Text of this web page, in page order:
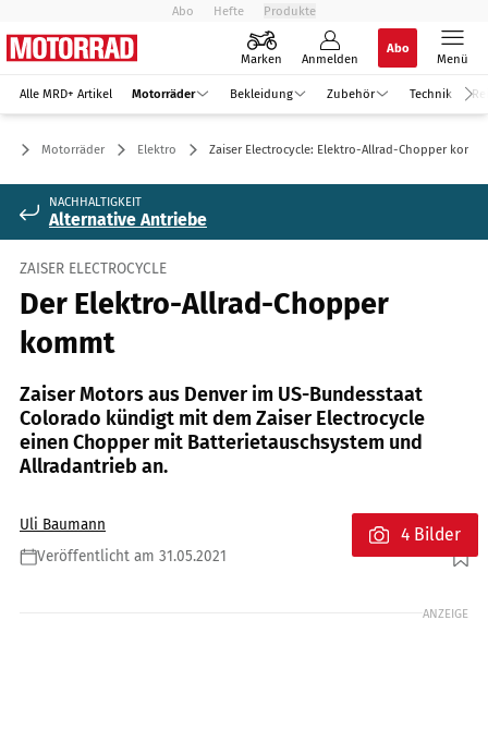
Abo Hefte Produkte
Marken Anmelden
Abo
Menü
Alle MRD+ Artikel Motorräder Bekleidung Zubehör Technik
Motorräder Elektro Zaiser Electrocycle: Elektro-Allrad-Chopper
NACHHALTIGKEIT
Alternative Antriebe
ZAISER ELECTROCYCLE
Der Elektro-Allrad-Chopper
kommt
Zaiser Motors aus Denver im US-Bundesstaat
Colorado kündigt mit dem Zaiser Electrocycle
einen Chopper mit Batterietauschsystem und
Allradantrieb an.
Uli Baumann
Veröffentlicht am 31.05.2021
Foto: Zaiser Motors
4 Bilder
ANZEIGE